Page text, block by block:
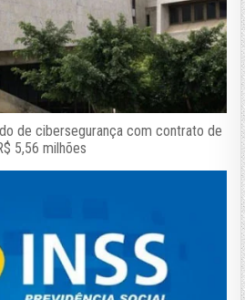
de cibersegurança com contrato de
5,56 milhões